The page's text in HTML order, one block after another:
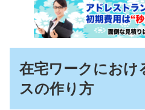
在宅ワークにおけ
スの作り方